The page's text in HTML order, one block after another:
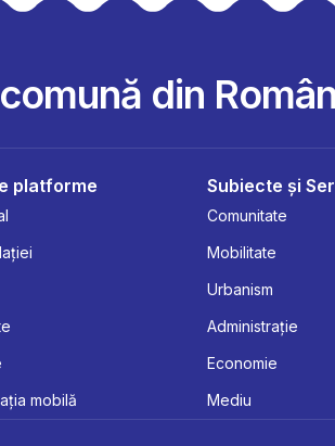
din
platforme
mobilă
Subiecte și
Comunitate
Mobilitate
Urbanism
Administrație
Economie
Mediu